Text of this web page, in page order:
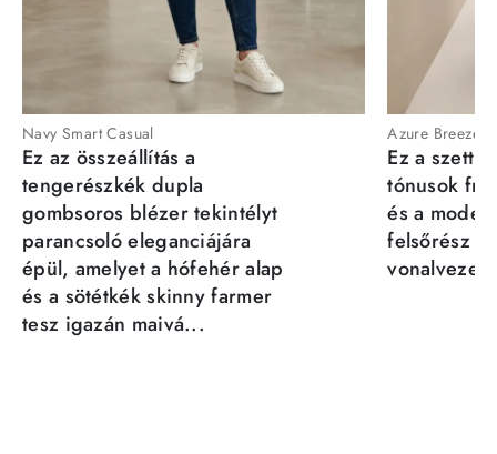
Navy Smart Casual
Ez az összeállítás a
tengerészkék dupla
gombsoros blézer tekintélyt
parancsoló eleganciájára
épül, amelyet a hófehér alap
és a sötétkék skinny farmer
tesz igazán maivá...
Azure Breeze
Ez a szett
tónusok
és a
felsőrész